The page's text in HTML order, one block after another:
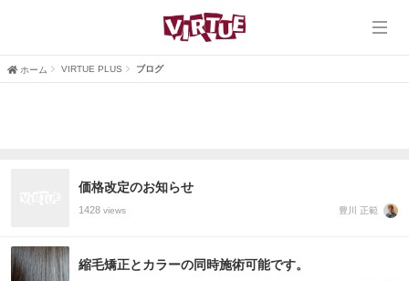
ホーム
ホーム VIRTUE PLUS ブログ
価格改定のお知らせ
1428 views 豊川 正範
縮毛矯正とカラーの同時施術可能です。